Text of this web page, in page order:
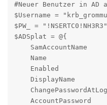
#Neuer Benutzer in AD
$Username =
$PW_ = "!NSERTC0!NH3R3"
$ADSplat = @{
SamAccountName
Name
Enabled
DisplayName
AccountPassword